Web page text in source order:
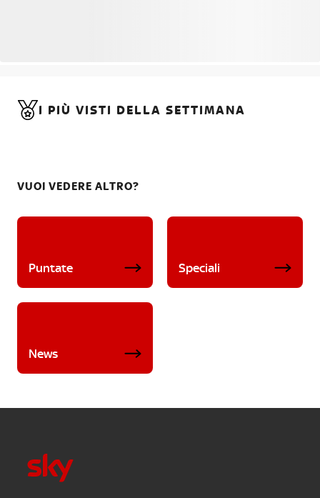
I PIÙ VISTI DELLA SETTIMANA
VUOI VEDERE ALTRO?
Puntate Speciali
News